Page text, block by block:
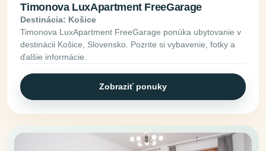
Timonova LuxApartment FreeGarage
Destinácia: Košice
Timonova LuxApartment FreeGarage ponúka ubytovanie v
destinácii Košice, Slovensko. Pozrite si vybavenie, fotky a
ďalšie informácie.
Zobraziť ponuky